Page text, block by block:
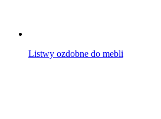
Listwy ozdobne do mebli